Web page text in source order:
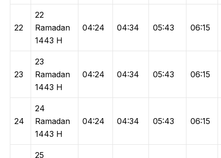
22
22
Ramadan
1443 H
04:24 04:34 05:43 06:15
23
23
Ramadan
1443 H
04:24 04:34 05:43 06:15
24
24
Ramadan
1443 H
04:24 04:34 05:43 06:15
25